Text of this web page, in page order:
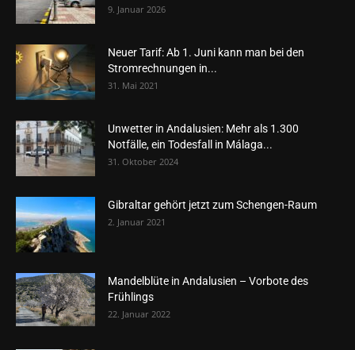
9. Januar 2026
Neuer Tarif: Ab 1. Juni kann man bei den
Stromrechnungen in...
31. Mai 2021
Unwetter in Andalusien: Mehr als 1.300
Notfälle, ein Todesfall in Málaga...
31. Oktober 2024
Gibraltar gehört jetzt zum Schengen-Raum
2. Januar 2021
Mandelblüte in Andalusien – Vorbote des
Frühlings
22. Januar 2022